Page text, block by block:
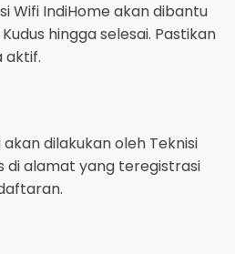
Wifi IndiHome akan dibantu
hingga selesai. Pastikan
aktif.
dilakukan oleh Teknisi
di alamat yang teregistrasi